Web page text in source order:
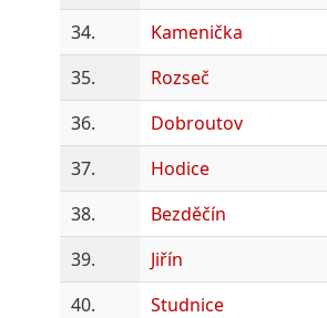
34.
Kamenička
35.
Rozseč
36.
Dobroutov
37.
Hodice
38.
Bezděčín
39.
Jiřín
40.
Studnice